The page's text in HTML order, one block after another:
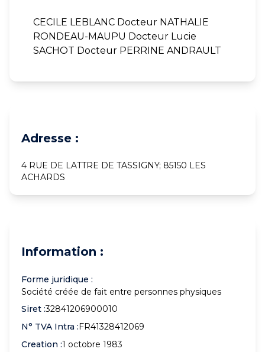
CECILE LEBLANC Docteur NATHALIE
RONDEAU-MAUPU Docteur Lucie
SACHOT Docteur PERRINE ANDRAULT
Adresse :
4 RUE DE LATTRE DE TASSIGNY; 85150 LES
ACHARDS
Information :
Forme juridique :
Société créée de fait entre personnes physiques
Siret :32841206900010
N° TVA Intra :FR41328412069
Creation :1 octobre 1983